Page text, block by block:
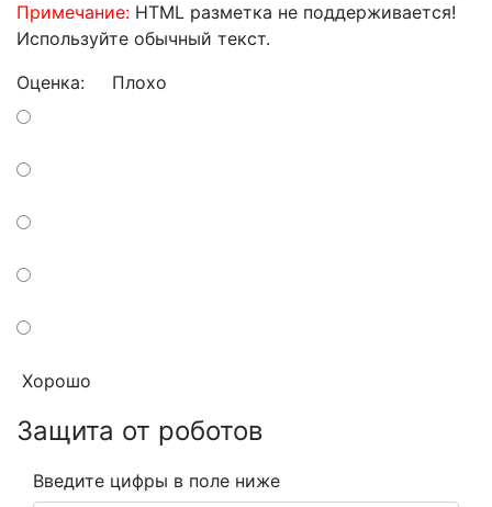
Примечание: HTML разметка не поддерживается!
Используйте обычный текст.
Оценка: Плохо
Хорошо
Защита от роботов
Введите цифры в поле ниже